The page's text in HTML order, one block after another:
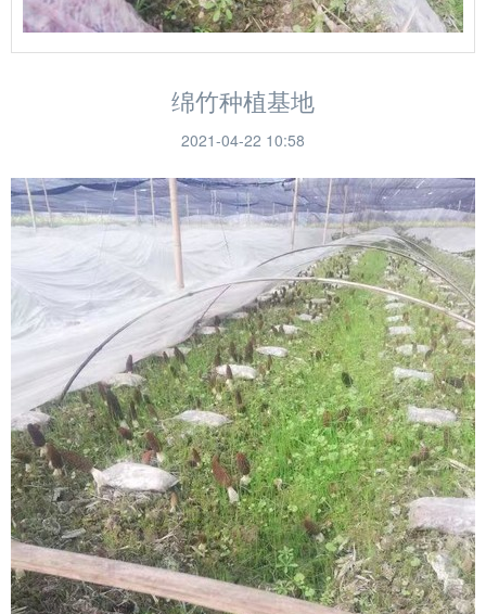
绵竹种植基地
2021-04-22 10:58